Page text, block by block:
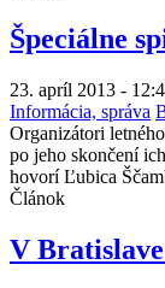
Špeciálne
23. apríl 2013 -
Informácia, správa
Organizátori
po jeho skončení
hovorí Ľubica
Článok
V